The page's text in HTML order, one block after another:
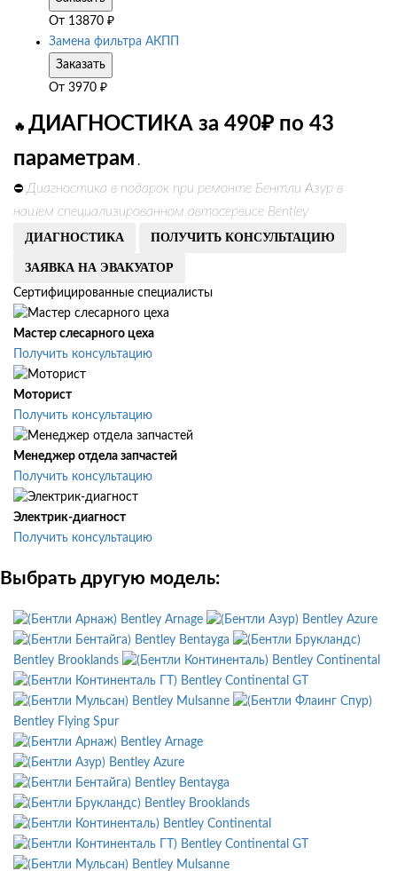
От 13870 ₽
Замена фильтра АКПП
Заказать
От 3970 ₽
🔥 ДИАГНОСТИКА за 490₽ по 43
параметрам .
⛔ Диагностика в подарок при ремонте Бентли Азур в
нашем специализированном автосервисе Bentley
ДИАГНОСТИКА ПОЛУЧИТЬ КОНСУЛЬТАЦИЮ
ЗАЯВКА НА ЭВАКУАТОР
Сертифицированные специалисты
Мастер слесарного цеха
Получить консультацию
Моторист
Получить консультацию
Менеджер отдела запчастей
Получить консультацию
Электрик-диагност
Получить консультацию
Выбрать другую модель:
Bentley Arnage
Bentley Azure
Bentley Bentayga
Bentley Brooklands
Bentley Continental
Bentley Continental GT
Bentley Mulsanne
Bentley Flying Spur
Bentley Arnage
Bentley Azure
Bentley Bentayga
Bentley Brooklands
Bentley Continental
Bentley Continental GT
Bentley Mulsanne